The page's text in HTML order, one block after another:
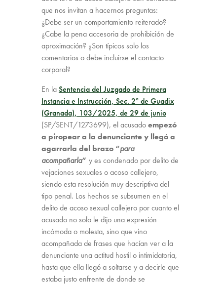
que nos invitan a hacernos preguntas:
¿Debe ser un comportamiento reiterado?
¿Cabe la pena accesoria de prohibición de
aproximación? ¿Son típicos solo los
comentarios o debe incluirse el contacto
corporal?
En laSentencia del Juzgado de Primera
Instancia e Instrucción, Sec. 2ª de Guadix
(Granada), 103/2025, de 29 de junio
(SP/SENT/1273699), el acusadoempezó
a piropear a la denunciante y llegó a
agarrarla del brazo “para
acompañarla” y es condenado por delito de
vejaciones sexuales o acoso callejero,
siendo esta resolución muy descriptiva del
tipo penal. Los hechos se subsumen en el
delito de acoso sexual callejero por cuanto el
acusado no solo le dijo una expresión
incómoda o molesta, sino que vino
acompañada de frases que hacían ver a la
denunciante una actitud hostil o intimidatoria,
hasta que ella llegó a soltarse y a decirle que
estaba justo enfrente de donde se